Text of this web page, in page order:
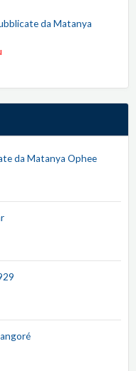
da Matanya
da Matanya Ophee